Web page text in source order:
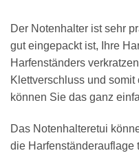
Der Notenhalter ist sehr
gut eingepackt ist, Ihre
Harfenständers
Klettverschluss und
können Sie das ganz
Das Notenhalteretui
die Harfenständerauflage